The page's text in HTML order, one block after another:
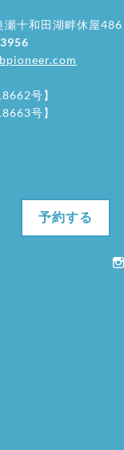
瀬十和田湖畔休屋486
号】
号】
予約する